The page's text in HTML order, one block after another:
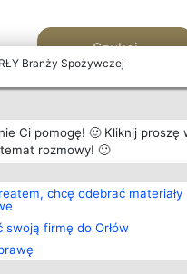
Branży Spożywczej
Ci pomogę! 🙂 Kliknij proszę
rozmowy! 🙂
chcę odebrać materiały
swoją firmę do Orłów
Szukaj
sp. z o.
| Regon
Plebiscyt
Laureaci
wszystkich
Laureatów
Regulamin